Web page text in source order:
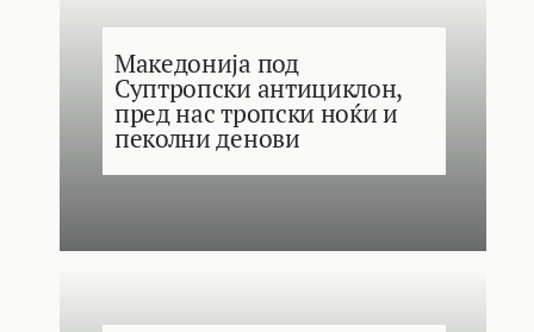
Македонија под
Суптропски антициклон,
пред нас тропски ноќи и
пеколни денови